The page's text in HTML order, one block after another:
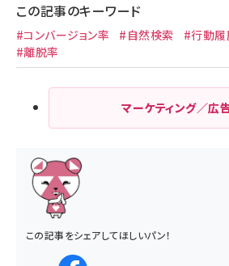
この記事のキーワード
#コンバージョン率 #自然検索 #行動履
#離脱率
マーケティング／広
この記事をシェアしてほしいパン！